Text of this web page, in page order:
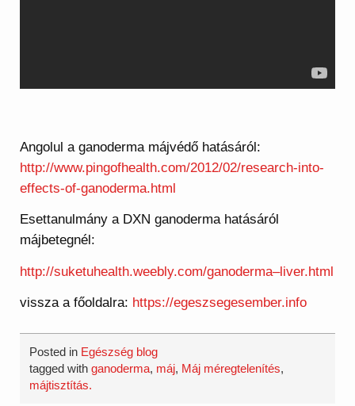
Angolul a ganoderma májvédő hatásáról:
http://www.pingofhealth.com/2012/02/research-into-
effects-of-ganoderma.html
Esettanulmány a DXN ganoderma hatásáról
májbetegnél:
http://suketuhealth.weebly.com/ganoderma–liver.html
vissza a főoldalra: https://egeszsegesember.info
Posted in Egészség blog
tagged withganoderma, máj, Máj méregtelenítés,
májtisztítás.